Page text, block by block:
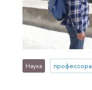
Наука профессора